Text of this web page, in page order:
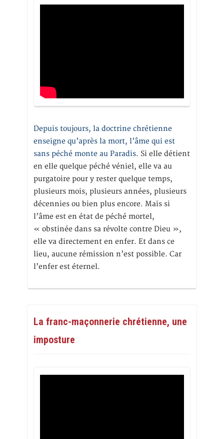
Depuis toujours, la doctrine chrétienne
enseigne qu’après la mort, l’âme qui est
sans péché monte au Paradis. Si elle détient
en elle quelque péché véniel, elle va au
purgatoire pour y rester quelque temps,
plusieurs mois, plusieurs années, plusieurs
décennies ou bien plus encore. Mais si
l’âme est en état de péché mortel,
« obstinée dans sa révolte contre Dieu »,
elle va directement en enfer. Et dans ce
lieu, aucune rémission n’est possible. Car
l’enfer est éternel.
La franc-maçonnerie chrétienne, une
imposture